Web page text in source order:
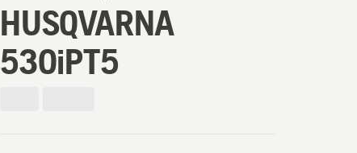
HUSQVARNA
530iPT5